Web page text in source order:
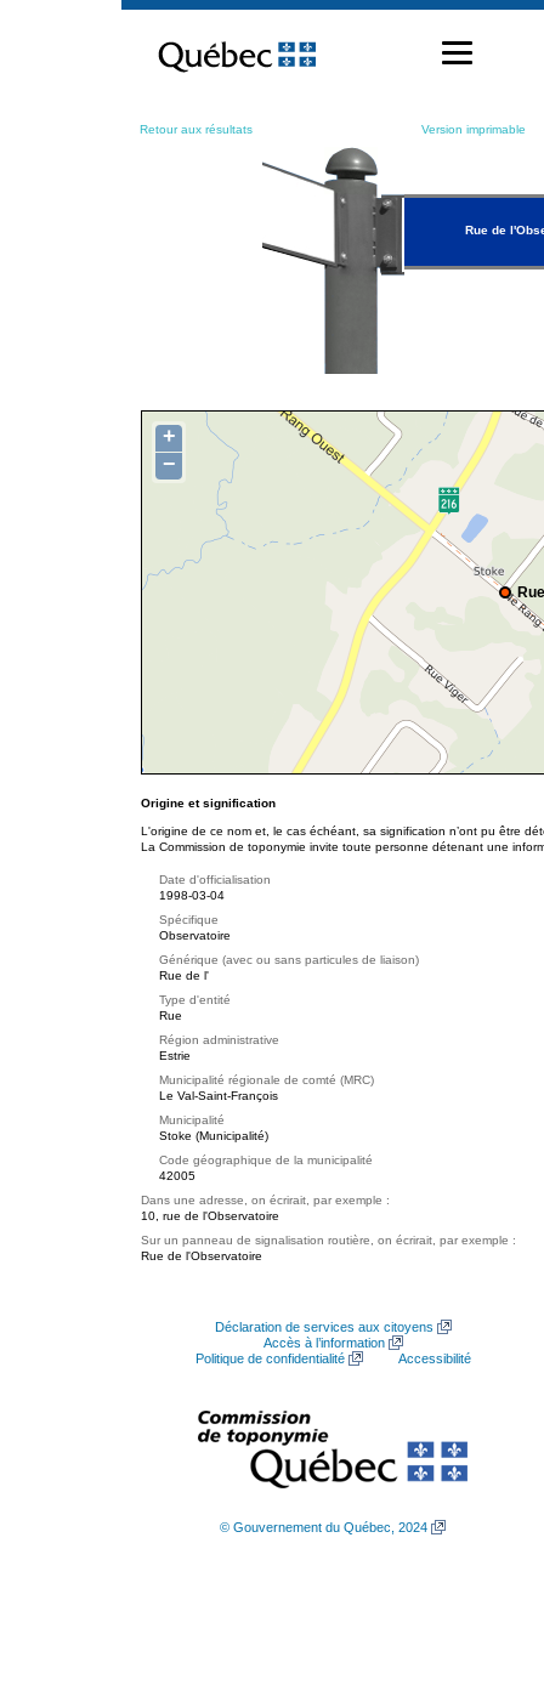
contenu
Retour aux résultats Version imprimable
Rue de
+
−
Origine et signification
L'origine de ce nom et, le cas échéant, sa signification n’ont pu être
La Commission de toponymie invite toute personne détenant une
Date d'officialisation
1998-03-04
Spécifique
Observatoire
Générique (avec ou sans particules de liaison)
Rue de l'
Type d'entité
Rue
Région administrative
Estrie
Municipalité régionale de comté (MRC)
Le Val-Saint-François
Municipalité
Stoke (Municipalité)
Code géographique de la municipalité
42005
Dans une adresse, on écrirait, par exemple :
10, rue de l'Observatoire
Sur un panneau de signalisation routière, on écrirait, par exemple :
Rue de l'Observatoire
Déclaration de services aux citoyens
Accès à l’information
Politique de confidentialité
Accessibilité
© Gouvernement du Québec, 2024